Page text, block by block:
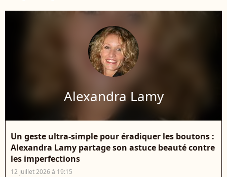
Alexandra Lamy
Un geste ultra-simple pour éradiquer les boutons :
Alexandra Lamy partage son astuce beauté contre
les imperfections
12 juillet 2026 à 19:15